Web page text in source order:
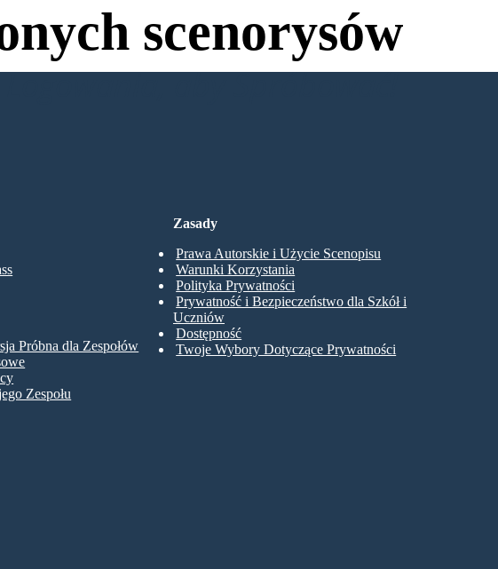
scenorysów
aby Spróbować!
Próbna dla Zespołów
Zespołu
Zasady
Prawa Autorskie i Użycie Scenopisu
Warunki Korzystania
Polityka Prywatności
Prywatność i Bezpieczeństwo dla Szkół i
Uczniów
Dostępność
Twoje Wybory Dotyczące Prywatności